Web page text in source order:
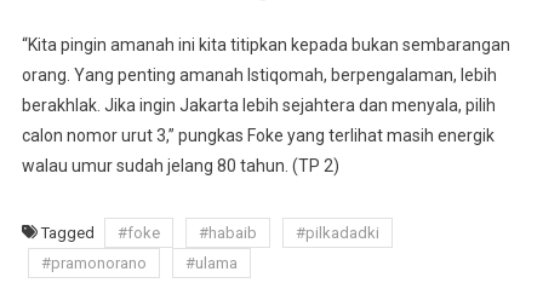
“Kita pingin amanah ini kita titipkan kepada bukan sembarangan
orang. Yang penting amanah Istiqomah, berpengalaman, lebih
berakhlak. Jika ingin Jakarta lebih sejahtera dan menyala, pilih
calon nomor urut 3,” pungkas Foke yang terlihat masih energik
walau umur sudah jelang 80 tahun. (TP 2)
Tagged #foke #habaib
#pilkadadki
#pramonorano
#ulama